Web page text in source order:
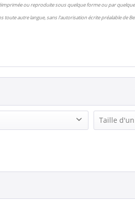
ou reproduite sous quelque forme ou par
autre langue, sans l'autorisation écrite préalable de
Taille